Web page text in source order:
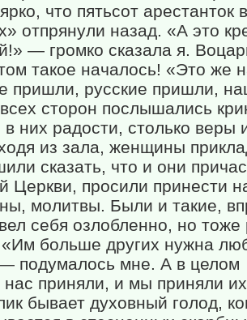
что пятьсот арестанток
отпрянули назад. «А это
— громко сказала я.
такое началось! «Это же
пришли, русские пришли,
сторон послышались
в них радости, столько веры
из зала, женщины
сказать, что и они
Церкви, просили принести
молитвы. Были и такие,
себя озлобленно, но тоже
«Им больше других нужна
подумалось мне. А в целом
приняли, и мы приняли
бывает духовный голод,